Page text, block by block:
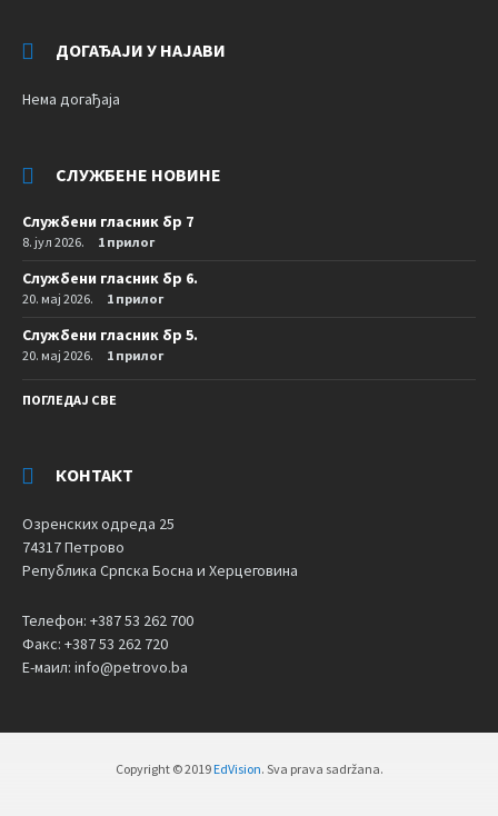
ДОГАЂАЈИ У НАЈАВИ
Нема догађаја
СЛУЖБЕНЕ НОВИНЕ
Службени гласник бр 7
8. јул 2026. 1 прилог
Службени гласник бр 6.
20. мај 2026. 1 прилог
Службени гласник бр 5.
20. мај 2026. 1 прилог
ПОГЛЕДАЈ СВЕ
КОНТАКТ
Озренских одреда 25
74317 Петрово
Република Српска Босна и Херцеговина
Телефон: +387 53 262 700
Факс: +387 53 262 720
Е-маил: info@petrovo.ba
Copyright © 2019 EdVision. Sva prava sadržana.